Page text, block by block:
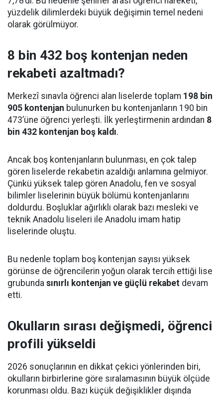
yüzdelik dilimlerdeki büyük değişimin temel nedeni
olarak görülmüyor.
8 bin 432 boş kontenjan neden
rekabeti azaltmadı?
Merkezî sınavla öğrenci alan liselerde toplam 198 bin
905 kontenjan bulunurken bu kontenjanların 190 bin
473’üne öğrenci yerleşti. İlk yerleştirmenin ardından 8
bin 432 kontenjan boş kaldı.
Ancak boş kontenjanların bulunması, en çok talep
gören liselerde rekabetin azaldığı anlamına gelmiyor.
Çünkü yüksek talep gören Anadolu, fen ve sosyal
bilimler liselerinin büyük bölümü kontenjanlarını
doldurdu. Boşluklar ağırlıklı olarak bazı mesleki ve
teknik Anadolu liseleri ile Anadolu imam hatip
liselerinde oluştu.
Bu nedenle toplam boş kontenjan sayısı yüksek
görünse de öğrencilerin yoğun olarak tercih ettiği lise
grubunda sınırlı kontenjan ve güçlü rekabet devam
etti.
Okulların sırası değişmedi, öğrenci
profili yükseldi
2026 sonuçlarının en dikkat çekici yönlerinden biri,
okulların birbirlerine göre sıralamasının büyük ölçüde
korunması oldu. Bazı küçük değişiklikler dışında